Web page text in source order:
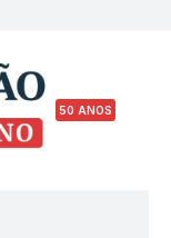
50 ANOS